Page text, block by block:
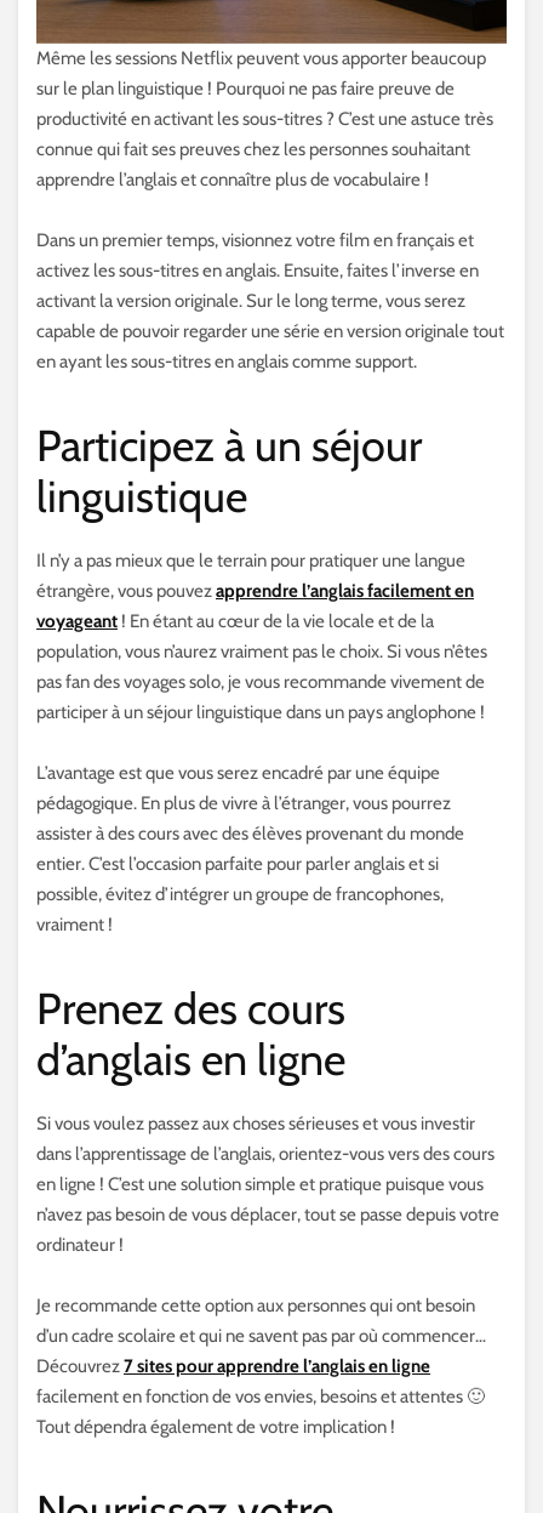
Même les sessions Netflix peuvent vous apporter beaucoup
sur le plan linguistique ! Pourquoi ne pas faire preuve de
productivité en activant les sous-titres ? C’est une astuce très
connue qui fait ses preuves chez les personnes souhaitant
apprendre l’anglais et connaître plus de vocabulaire !
Dans un premier temps, visionnez votre film en français et
activez les sous-titres en anglais. Ensuite, faites l’inverse en
activant la version originale. Sur le long terme, vous serez
capable de pouvoir regarder une série en version originale tout
en ayant les sous-titres en anglais comme support.
Participez à un séjour
linguistique
Il n’y a pas mieux que le terrain pour pratiquer une langue
étrangère, vous pouvezapprendre l’anglais facilement en
voyageant ! En étant au cœur de la vie locale et de la
population, vous n’aurez vraiment pas le choix. Si vous n’êtes
pas fan des voyages solo, je vous recommande vivement de
participer à un séjour linguistique dans un pays anglophone !
L’avantage est que vous serez encadré par une équipe
pédagogique. En plus de vivre à l’étranger, vous pourrez
assister à des cours avec des élèves provenant du monde
entier. C’est l’occasion parfaite pour parler anglais et si
possible, évitez d’intégrer un groupe de francophones,
vraiment !
Prenez des cours
d’anglais en ligne
Si vous voulez passez aux choses sérieuses et vous investir
dans l’apprentissage de l’anglais, orientez-vous vers des cours
en ligne ! C’est une solution simple et pratique puisque vous
n’avez pas besoin de vous déplacer, tout se passe depuis votre
ordinateur !
Je recommande cette option aux personnes qui ont besoin
d’un cadre scolaire et qui ne savent pas par où commencer…
Découvrez7 sites pour apprendre l’anglais en ligne
facilement en fonction de vos envies, besoins et attentes 🙂
Tout dépendra également de votre implication !